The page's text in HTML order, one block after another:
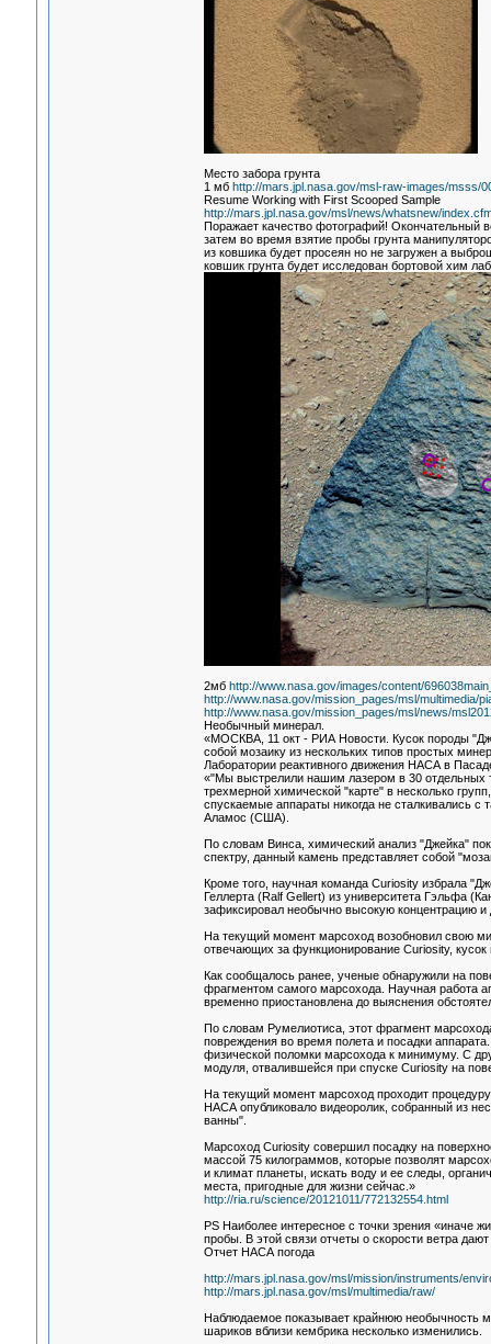
Место забора грунта
1 мб http://mars.jpl.nasa.gov/msl-raw-images/msss/
Resume Working with First Scooped Sample
http://mars.jpl.nasa.gov/msl/news/whatsnew/
Поражает качество фотографий! Окончательный
затем во время взятие пробы грунта
из ковшика будет просеян но не загружен а
ковшик грунта будет исследован бортовой хим
2мб http://www.nasa.gov/images/content/
http://www.nasa.gov/mission_pages/msl/multimedia/
http://www.nasa.gov/mission_pages/msl/news/
Необычный минерал.
«МОСКВА, 11 окт - РИА Новости. Кусок породы
собой мозаику из нескольких типов простых
Лаборатории реактивного движения НАСА в
«"Мы выстрелили нашим лазером в 30 отдельных
трехмерной химической "карте" в несколько
спускаемые аппараты никогда не сталкивались
Аламос (США).
По словам Винса, химический анализ "Джейка"
спектру, данный камень представляет собой
Кроме того, научная команда Curiosity избрала
Геллерта (Ralf Gellert) из университета Гэльфа
зафиксировал необычно высокую концентрацию и
На текущий момент марсоход возобновил свою
отвечающих за функционирование Curiosity,
Как сообщалось ранее, ученые обнаружили на
фрагментом самого марсохода. Научная работа
временно приостановлена до выяснения
По словам Румелиотиса, этот фрагмент
повреждения во время полета и посадки
физической поломки марсохода к минимуму. С
модуля, отвалившейся при спуске Curiosity на
На текущий момент марсоход проходит
НАСА опубликовало видеоролик, собранный из
ванны".
Марсоход Curiosity совершил посадку на
массой 75 килограммов, которые позволят
и климат планеты, искать воду и ее следы,
места, пригодные для жизни сейчас.»
http://ria.ru/science/20121011/772132554.html
PS Наиболее интересное с точки зрения «иначе
пробы. В этой связи отчеты о скорости ветра
Отчет НАСА погода
http://mars.jpl.nasa.gov/msl/mission/instruments/
http://mars.jpl.nasa.gov/msl/multimedia/raw/
Наблюдаемое показывает крайнюю необычность
шариков вблизи кембрика несколько изменились.